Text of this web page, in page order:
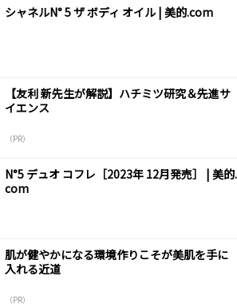
シャネルN° 5 ザ ボディ オイル | 美的.com
【友利 新先生が解説】ハチミツ研究＆先進サ
イエンス
（PR）
N°5 デュオ コフレ［2023年 12月発売］ | 美的.
com
肌が健やかになる環境作りこそが美肌を手に
入れる近道
（PR）